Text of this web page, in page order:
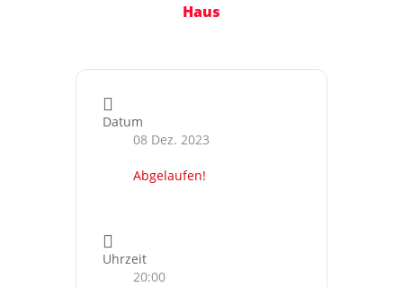
Haus
Datum
08 Dez. 2023
Abgelaufen!
Uhrzeit
20:00